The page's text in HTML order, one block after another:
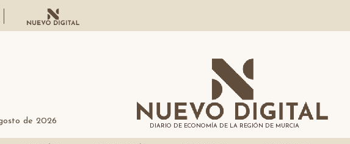
de 2026
DIARIO DE ECONOMÍA DE LA REGIÓN DE MURCIA